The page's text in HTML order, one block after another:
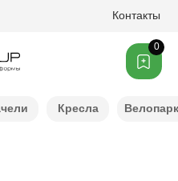
Контакты
0
Кресла